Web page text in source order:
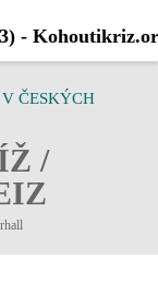
ČESKÝCH
/
-